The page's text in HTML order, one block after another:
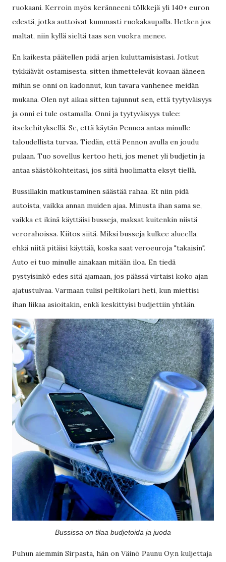
ruokaani. Kerroin myös keränneeni tölkkejä yli 140+ euron
edestä, jotka auttoivat kummasti ruokakaupalla. Hetken jos
maltat, niin kyllä sieltä taas sen vuokra menee.
En kaikesta päätellen pidä arjen kuluttamisistasi. Jotkut
tykkäävät ostamisesta, sitten ihmettelevät kovaan ääneen
mihin se onni on kadonnut, kun tavara vanhenee meidän
mukana. Olen nyt aikaa sitten tajunnut sen, että tyytyväisyys
ja onni ei tule ostamalla. Onni ja tyytyväisyys tulee:
itsekehityksellä. Se, että käytän Pennoa antaa minulle
taloudellista turvaa. Tiedän, että Pennon avulla en joudu
pulaan. Tuo sovellus kertoo heti, jos menet yli budjetin ja
antaa säästökohteitasi, jos siitä huolimatta eksyt tiellä.
Bussillakin matkustaminen säästää rahaa. Et niin pidä
autoista, vaikka annan muiden ajaa. Minusta ihan sama se,
vaikka et ikinä käyttäisi busseja, maksat kuitenkin niistä
verorahoissa. Kiitos siitä. Miksi busseja kulkee alueella,
ehkä niitä pitäisi käyttää, koska saat veroeuroja "takaisin".
Auto ei tuo minulle ainakaan mitään iloa. En tiedä
pystyisinkö edes sitä ajamaan, jos päässä virtaisi koko ajan
ajatustulvaa. Varmaan tulisi peltikolari heti, kun miettisi
ihan liikaa asioitakin, enkä keskittyisi budjettiin yhtään.
Bussissa on tilaa budjetoida ja juoda
Puhun aiemmin Sirpasta, hän on Väinö Paunu Oy:n kuljettaja